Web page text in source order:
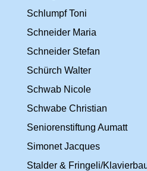
Schlumpf Toni
Schneider Maria
Schneider Stefan
Schürch Walter
Schwab Nicole
Schwabe Christian
Seniorenstiftung Aumatt
Simonet Jacques
Stalder & Fringeli/